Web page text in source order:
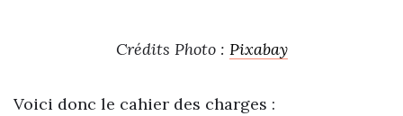
Crédits Photo : Pixabay
Voici donc le cahier des charges :